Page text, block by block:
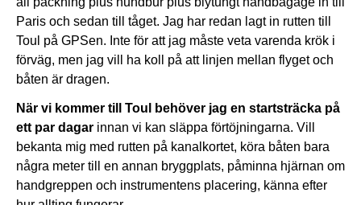
Paris och sedan till tåget. Jag har redan lagt in rutten till
Toul på GPSen. Inte för att jag måste veta varenda krök i
förväg, men jag vill ha koll på att linjen mellan flyget och
båten är dragen.
När vi kommer till Toul behöver jag en startsträcka på
ett par dagar innan vi kan släppa förtöjningarna. Vill
bekanta mig med rutten på kanalkortet, köra båten bara
några meter till en annan bryggplats, påminna hjärnan om
handgreppen och instrumentens placering, känna efter